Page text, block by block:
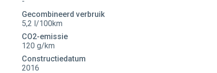
Gecombineerd verbruik
5,2 l/100km
CO2-emissie
120 g/km
Constructiedatum
2016